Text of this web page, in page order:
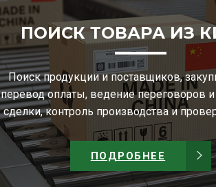
ПОИСК ТОВАРА ИЗ
Поиск продукции и поставщиков,
перевод оплаты, ведение переговоров
сделки, контроль производства и
ПОДРОБНЕЕ